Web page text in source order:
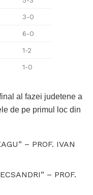
3-0
6-0
1-2
1-0
al fazei judetene a
de pe primul loc din
– PROF. IVAN
– PROF.